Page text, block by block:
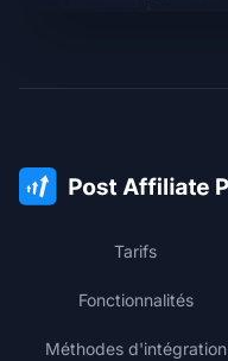
Tarifs
Fonctionnalités
Méthodes d'intégration